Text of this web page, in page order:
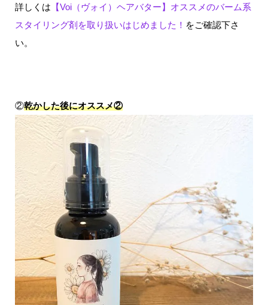
詳しくは 【Voi（ヴォイ）ヘアバター】オススメのバーム系
スタイリング剤を取り扱いはじめました！ をご確認下さ
い。
②乾かした後にオススメ②